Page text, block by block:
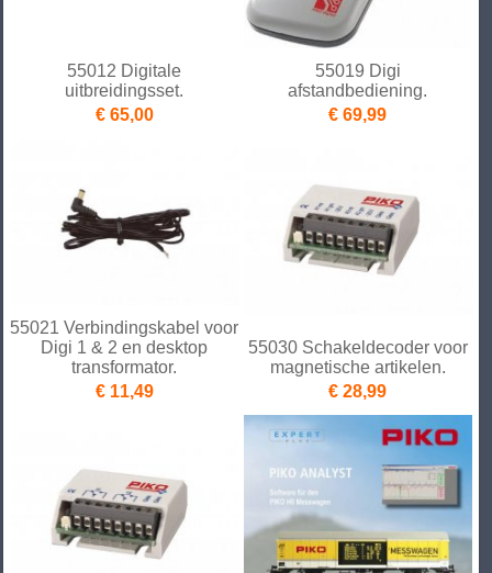
55012 Digitale
uitbreidingsset.
€ 65,00
55019 Digi
afstandbediening.
€ 69,99
55021 Verbindingskabel voor
Digi 1 & 2 en desktop
transformator.
€ 11,49
55030 Schakeldecoder voor
magnetische artikelen.
€ 28,99